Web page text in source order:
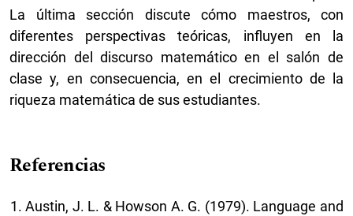
La última sección discute cómo maestros, con
diferentes perspectivas teóricas, influyen en la
dirección del discurso matemático en el salón de
clase y, en consecuencia, en el crecimiento de la
riqueza matemática de sus estudiantes.
Referencias
Austin, J. L. & Howson A. G. (1979). Language and